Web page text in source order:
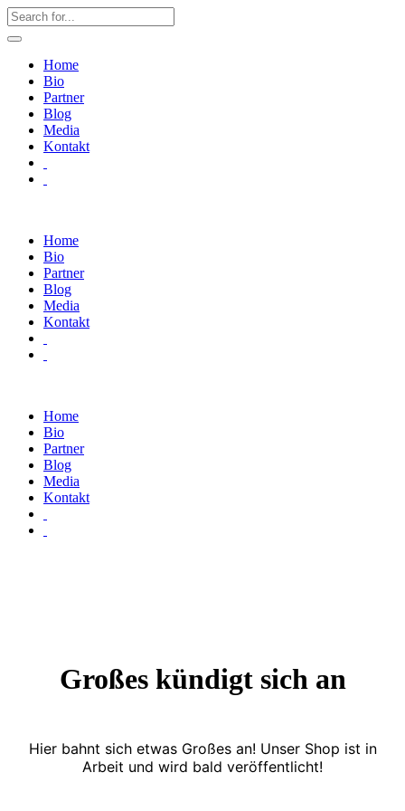
Home
Bio
Partner
Blog
Media
Kontakt
Home
Bio
Partner
Blog
Media
Kontakt
Home
Bio
Partner
Blog
Media
Kontakt
Großes kündigt sich an
Hier bahnt sich etwas Großes an! Unser Shop ist in
Arbeit und wird bald veröffentlicht!